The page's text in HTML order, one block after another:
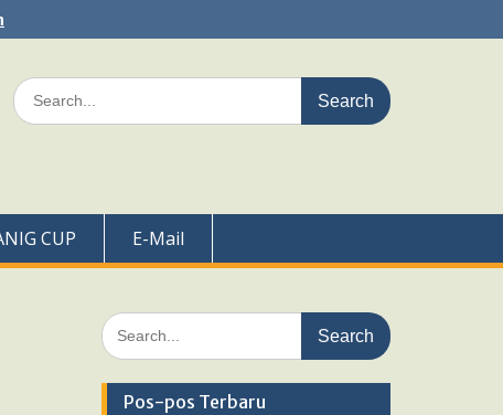
Search
for:
CUP E-Mail
Search
for:
Pos-pos Terbaru